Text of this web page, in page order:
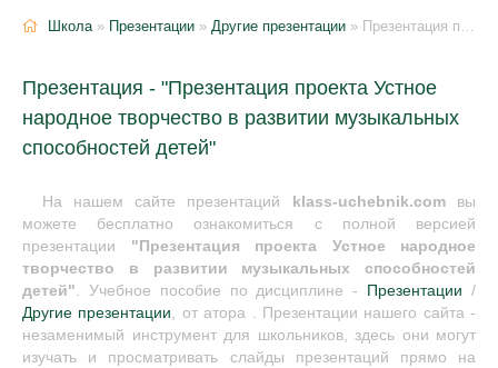
Школа» Презентации » Другие презентации » Презентация проекта Устное народное творчество в развитии музыкальных способностей детей
Презентация - "Презентация проекта Устное
народное творчество в развитии музыкальных
способностей детей"
На нашем сайте презентаций klass-uchebnik.comвы
можете бесплатно ознакомиться с полной версией
презентации "Презентация проекта Устное народное
творчество в развитии музыкальных способностей
детей". Учебное пособие по дисциплине - Презентации /
Другие презентации, от атора . Презентации нашего сайта -
незаменимый инструмент для школьников, здесь они могут
изучать и просматривать слайды презентаций прямо на